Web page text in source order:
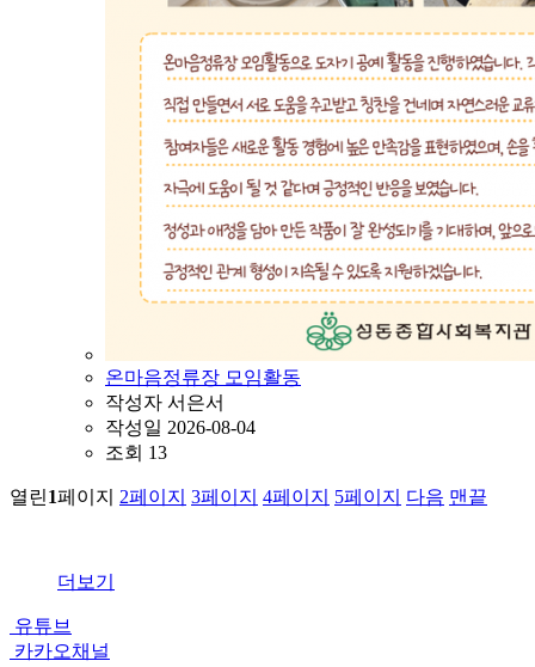
온마음정류장 모임활동
작성자 서은서
작성일 2026-08-04
조회 13
열린1페이지 2페이지 3페이지 4페이지 5페이지 다음 맨끝
더보기
유튜브
카카오채널